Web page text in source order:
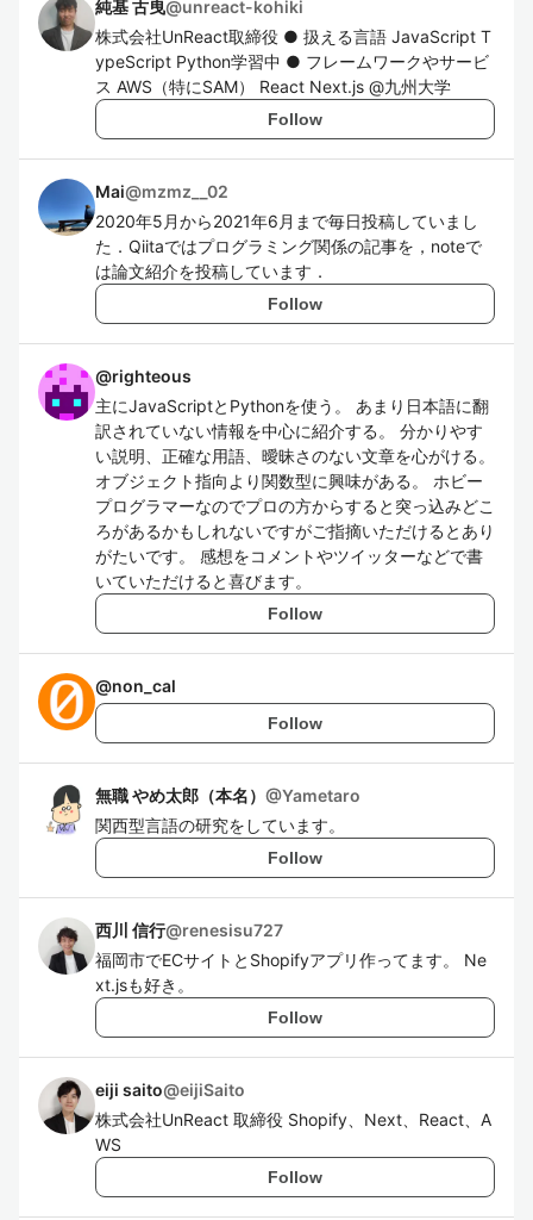
純基 古曳@unreact-kohiki
株式会社UnReact取締役 ● 扱える言語 JavaScript T
ypeScript Python学習中 ● フレームワークやサービ
ス AWS（特にSAM） React Next.js @九州大学
Follow
Mai@mzmz__02
2020年5月から2021年6月まで毎日投稿していまし
た．Qiitaではプログラミング関係の記事を，noteで
は論文紹介を投稿しています．
Follow
@righteous
主にJavaScriptとPythonを使う。 あまり日本語に翻
訳されていない情報を中心に紹介する。 分かりやす
い説明、正確な用語、曖昧さのない文章を心がける。
オブジェクト指向より関数型に興味がある。 ホビー
プログラマーなのでプロの方からすると突っ込みどこ
ろがあるかもしれないですがご指摘いただけるとあり
がたいです。 感想をコメントやツイッターなどで書
いていただけると喜びます。
Follow
@non_cal
Follow
無職 やめ太郎（本名） @Yametaro
関西型言語の研究をしています。
Follow
西川 信行@renesisu727
福岡市でECサイトとShopifyアプリ作ってます。 Ne
xt.jsも好き。
Follow
eiji saito@eijiSaito
株式会社UnReact 取締役 Shopify、Next、React、A
WS
Follow